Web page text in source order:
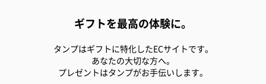
ギフトを最高の体験に。
タンプはギフトに特化したECサイトです。
あなたの大切な方へ。
プレゼントはタンプがお手伝いします。